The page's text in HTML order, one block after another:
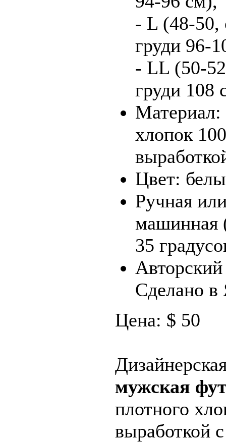
- L (48-50,
груди 96-
- LL (50-
груди 108
хлопок
Цвет:
Ручная
машинная
35
Сделано в
Цена: $ 50
мужская
плотного
выработкой с